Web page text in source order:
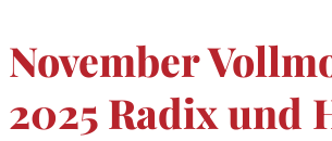
November
2025 Radix und